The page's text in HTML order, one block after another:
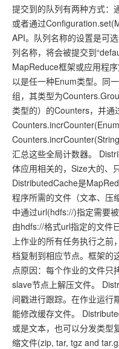
提交到的队列有两种方式：
或者通过
API。队列名称的设置是可
列名称，将会被提交到
MapReduce框架或应用程
以是任一种Enum类型。同
组，其类型为
类型的）的Counters，并
汇总这些全局计数器。
体应用相关的，Size大的、
DistributedCache是
程序所需的文件（文本、压
中通过url(hdfs://)指定需要
由hdfs://格式url指定的文件
上作业的所有任务执行之
档复制到相应节点。框架的
点原因：每个作业的文件只
slave节点上解压文件。
间戳进行跟踪。在作业运行
能修改缓存文件。
或是文本，也可以分发类型
缩文件(zip, tar, tgz and